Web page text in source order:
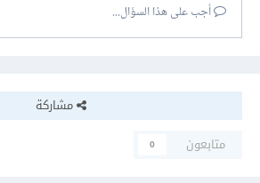
أجب على هذا السؤال...
مشاركة
متابعون
0